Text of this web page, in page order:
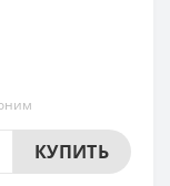
КУПИТЬ